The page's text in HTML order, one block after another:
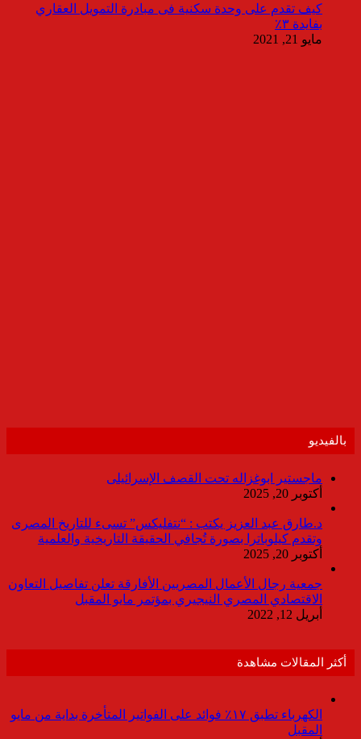
كيف تقدم على وحدة سكنية فى مبادرة التمويل العقاري
بفايدة ٣٪
مايو 21, 2021
بالفيديو
ماجستير ابوغزاله تحت القصف الإسرائيلى
أكتوبر 20, 2025
د.طارق عبد العزيز يكتب : “نتفليكس” تسىء للتاريخ المصرى
وتقدم كيلوباترا بصورة تُجافي الحقيقة التاريخية والعلمية
أكتوبر 20, 2025
جمعية رجال الأعمال المصريين الأفارقة تعلن تفاصيل التعاون
الاقتصادي المصري النيجيري بمؤتمر مايو المقبل
أبريل 12, 2022
أكثر المقالات مشاهدة
الكهرباء تطبق ١٧٪ فوائد على الفواتير المتأخرة بداية من مايو
المقبل